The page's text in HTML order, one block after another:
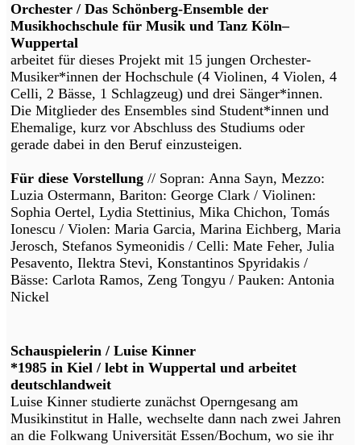
Orchester / Das Schönberg-Ensemble der
Musikhochschule für Musik und Tanz Köln–
Wuppertal
arbeitet für dieses Projekt mit 15 jungen Orchester-
Musiker*innen der Hochschule (4 Violinen, 4 Violen, 4
Celli, 2 Bässe, 1 Schlagzeug) und drei Sänger*innen.
Die Mitglieder des Ensembles sind Student*innen und
Ehemalige, kurz vor Abschluss des Studiums oder
gerade dabei in den Beruf einzusteigen.
Für diese Vorstellung // Sopran: Anna Sayn, Mezzo:
Luzia Ostermann, Bariton: George Clark / Violinen:
Sophia Oertel, Lydia Stettinius, Mika Chichon, Tomás
Ionescu / Violen: Maria Garcia, Marina Eichberg, Maria
Jerosch, Stefanos Symeonidis / Celli: Mate Feher, Julia
Pesavento, Ilektra Stevi, Konstantinos Spyridakis /
Bässe: Carlota Ramos, Zeng Tongyu / Pauken: Antonia
Nickel
Schauspielerin / Luise Kinner
*1985 in Kiel / lebt in Wuppertal und arbeitet
deutschlandweit
Luise Kinner studierte zunächst Operngesang am
Musikinstitut in Halle, wechselte dann nach zwei Jahren
an die Folkwang Universität Essen/Bochum, wo sie ihr